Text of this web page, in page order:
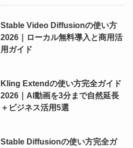
Stable Video Diffusionの使い方
2026｜ローカル無料導入と商用活
用ガイド
Kling Extendの使い方完全ガイド
2026｜AI動画を3分まで自然延長
＋ビジネス活用5選
Stable Diffusionの使い方完全ガ